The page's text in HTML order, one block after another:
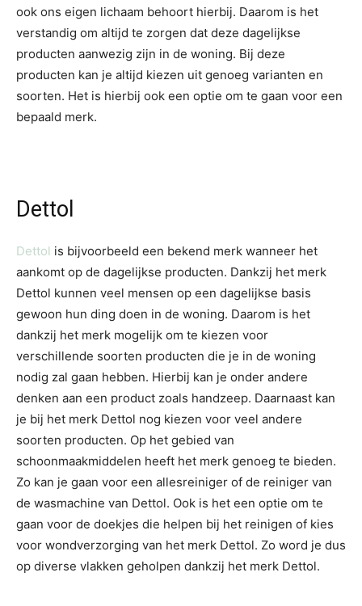
ook ons eigen lichaam behoort hierbij. Daarom is het
verstandig om altijd te zorgen dat deze dagelijkse
producten aanwezig zijn in de woning. Bij deze
producten kan je altijd kiezen uit genoeg varianten en
soorten. Het is hierbij ook een optie om te gaan voor een
bepaald merk.
Dettol
Dettol is bijvoorbeeld een bekend merk wanneer het
aankomt op de dagelijkse producten. Dankzij het merk
Dettol kunnen veel mensen op een dagelijkse basis
gewoon hun ding doen in de woning. Daarom is het
dankzij het merk mogelijk om te kiezen voor
verschillende soorten producten die je in de woning
nodig zal gaan hebben. Hierbij kan je onder andere
denken aan een product zoals handzeep. Daarnaast kan
je bij het merk Dettol nog kiezen voor veel andere
soorten producten. Op het gebied van
schoonmaakmiddelen heeft het merk genoeg te bieden.
Zo kan je gaan voor een allesreiniger of de reiniger van
de wasmachine van Dettol. Ook is het een optie om te
gaan voor de doekjes die helpen bij het reinigen of kies
voor wondverzorging van het merk Dettol. Zo word je dus
op diverse vlakken geholpen dankzij het merk Dettol.